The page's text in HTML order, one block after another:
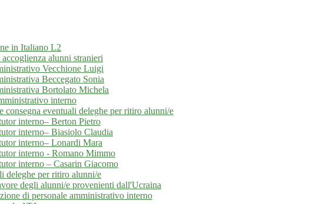
in Italiano L2
alunni stranieri
Vecchione Luigi
Beccegato Sonia
Bortolato Michela
interno
eventuali deleghe per ritiro alunni/e
interno– Berton Pietro
interno– Biasiolo Claudia
interno– Lonardi Mara
interno - Romano Mimmo
interno – Casarin Giacomo
deleghe per ritiro alunni/e
degli alunni/e provenienti dall'Ucraina
di personale amministrativo interno